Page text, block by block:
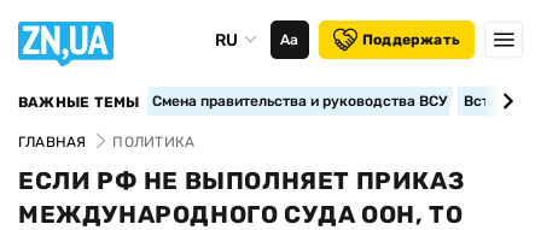
RU Аа Поддержать
ВАЖНЫЕ ТЕМЫ Смена правительства и руководства ВСУ
ГЛАВНАЯ ПОЛИТИКА
ЕСЛИ РФ НЕ ВЫПОЛНЯЕТ ПРИКАЗ
МЕЖДУНАРОДНОГО СУДА ООН, ТО